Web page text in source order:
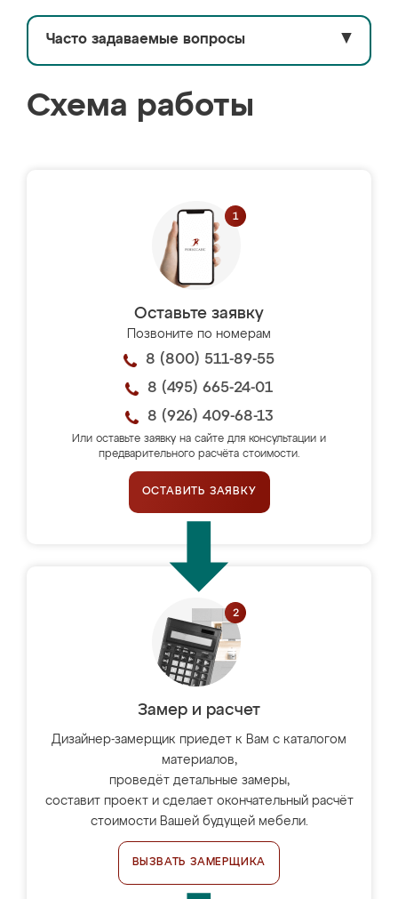
Часто задаваемые вопросы ▼
Схема работы
Оставьте заявку
Позвоните по номерам
8 (800) 511-89-55
8 (495) 665-24-01
8 (926) 409-68-13
Или оставьте заявку на сайте для консультации и
предварительного расчёта стоимости.
ОСТАВИТЬ ЗАЯВКУ
Замер и расчет
Дизайнер-замерщик приедет к Вам с каталогом
материалов,
проведёт детальные замеры,
составит проект и сделает окончательный расчёт
стоимости Вашей будущей мебели.
ВЫЗВАТЬ ЗАМЕРЩИКА